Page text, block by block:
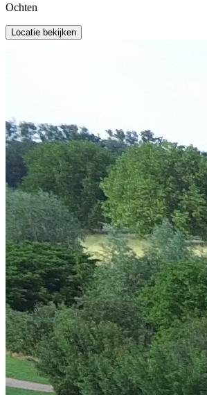
Ochten
Locatie bekijken